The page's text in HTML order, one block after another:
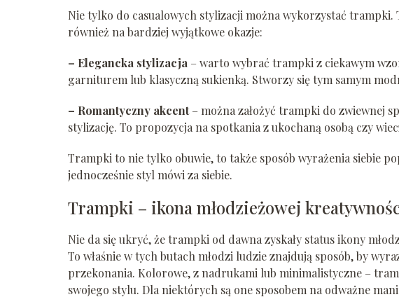
Nie tylko do casualowych stylizacji można wykorzystać trampki.
również na bardziej wyjątkowe okazje:
– Elegancka stylizacja – warto wybrać trampki z ciekawym
garniturem lub klasyczną sukienką. Stworzy się tym samym
– Romantyczny akcent– można założyć trampki do zwiewnej
stylizację. To propozycja na spotkania z ukochaną osobą czy
Trampki to nie tylko obuwie, to także sposób wyrażenia siebie
jednocześnie styl mówi za siebie.
Trampki – ikona młodzieżowej
Nie da się ukryć, że trampki od dawna zyskały status ikony
To właśnie w tych butach młodzi ludzie znajdują sposób, by
przekonania. Kolorowe, z nadrukami lub minimalistyczne –
swojego stylu. Dla niektórych są one sposobem na odważne